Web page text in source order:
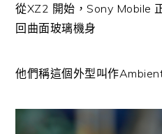
從XZ2 開始，Sony Mobile
回曲面玻璃機身
他們稱這個外型叫作